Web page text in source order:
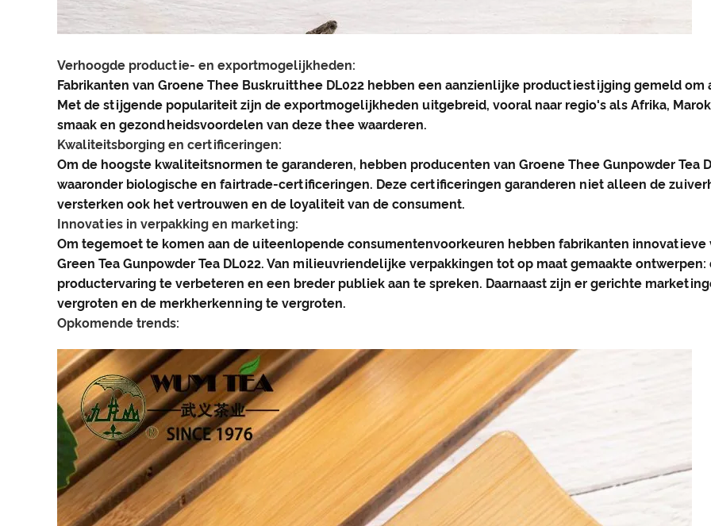
Verhoogde productie- en exportmogelijkheden:
Fabrikanten van Groene Thee Buskruitthee DL022 hebben een aanzienlijke productiestijging gemeld
Met de stijgende populariteit zijn de exportmogelijkheden uitgebreid, vooral naar regio's als Afrika,
smaak en gezondheidsvoordelen van deze thee waarderen.
Kwaliteitsborging en certificeringen:
Om de hoogste kwaliteitsnormen te garanderen, hebben producenten van Groene Thee Gunpowder Tea
waaronder biologische en fairtrade-certificeringen. Deze certificeringen garanderen niet alleen de
versterken ook het vertrouwen en de loyaliteit van de consument.
Innovaties in verpakking en marketing:
Om tegemoet te komen aan de uiteenlopende consumentenvoorkeuren hebben fabrikanten
Green Tea Gunpowder Tea DL022. Van milieuvriendelijke verpakkingen tot op maat gemaakte
productervaring te verbeteren en een breder publiek aan te spreken. Daarnaast zijn er gerichte
vergroten en de merkherkenning te vergroten.
Opkomende trends: